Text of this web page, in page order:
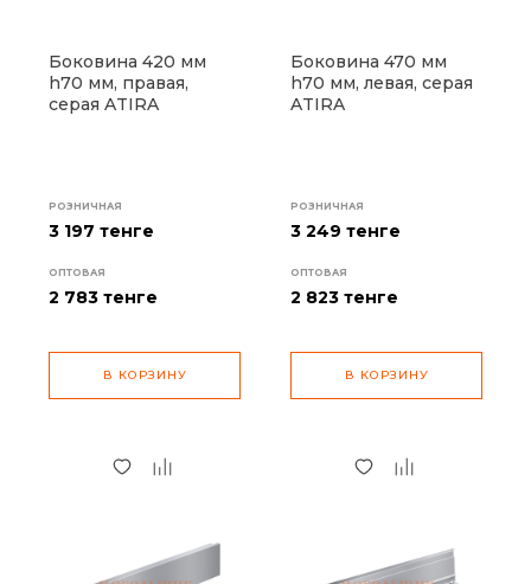
Боковина 420 мм
h70 мм, правая,
серая ATIRA
РОЗНИЧНАЯ
3 197 тенге
ОПТОВАЯ
2 783 тенге
В КОРЗИНУ
Боковина 470 мм
h70 мм, левая, серая
ATIRA
РОЗНИЧНАЯ
3 249 тенге
ОПТОВАЯ
2 823 тенге
В КОРЗИНУ